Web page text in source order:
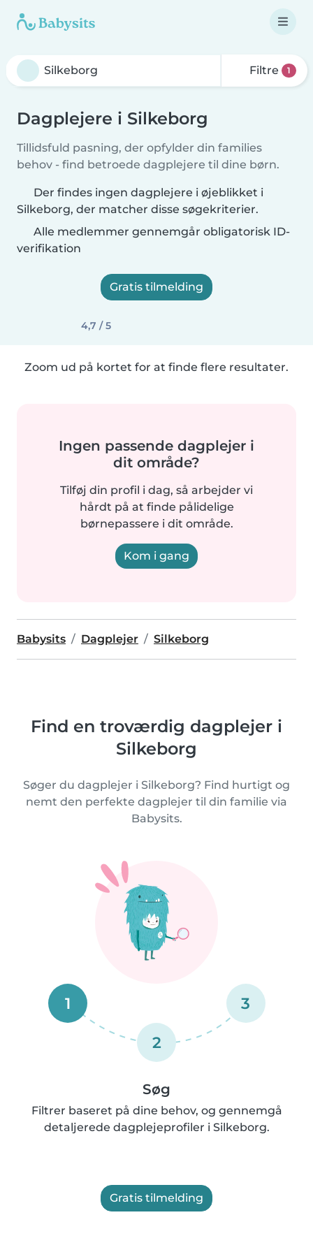
Filtre 1
Dagplejere i Silkeborg
Tillidsfuld pasning, der opfylder din families
behov - find betroede dagplejere til dine børn.
Der findes ingen dagplejere i øjeblikket i
Silkeborg, der matcher disse søgekriterier.
Alle medlemmer gennemgår obligatorisk ID-
verifikation
Gratis tilmelding
4,7 / 5
Zoom ud på kortet for at finde flere resultater.
Ingen passende dagplejer i
dit område?
Tilføj din profil i dag, så arbejder vi
hårdt på at finde pålidelige
børnepassere i dit område.
Kom i gang
Babysits Dagplejer Silkeborg
Find en troværdig dagplejer i
Silkeborg
Søger du dagplejer i Silkeborg? Find hurtigt og
nemt den perfekte dagplejer til din familie via
Babysits.
1
2
3
Søg
Filtrer baseret på dine behov, og gennemgå
detaljerede dagplejeprofiler i Silkeborg.
Gratis tilmelding